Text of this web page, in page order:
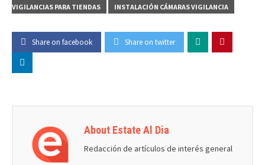
VIGILANCIAS PARA TIENDAS
INSTALACIÓN CÁMARAS VIGILANCIA
Share on facebook Share on twitter
About Estate Al Dia
Redacción de artículos de interés general